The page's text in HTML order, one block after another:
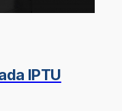
IPTU